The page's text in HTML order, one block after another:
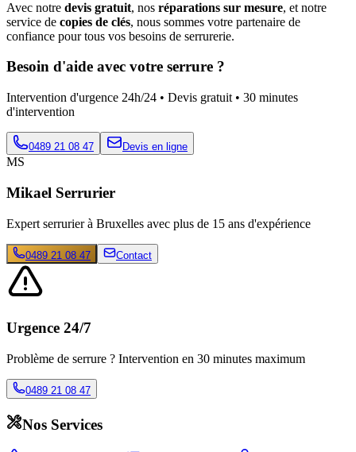
Avec notre devis gratuit, nos réparations sur mesure, et notre
service de copies de clés, nous sommes votre partenaire de
confiance pour tous vos besoins de serrurerie.
Besoin d'aide avec votre serrure ?
Intervention d'urgence 24h/24 • Devis gratuit • 30 minutes
d'intervention
0489 21 08 47 Devis en ligne
MS
Mikael Serrurier
Expert serrurier à Bruxelles avec plus de 15 ans d'expérience
0489 21 08 47 Contact
Urgence 24/7
Problème de serrure ? Intervention en 30 minutes maximum
0489 21 08 47
Nos Services